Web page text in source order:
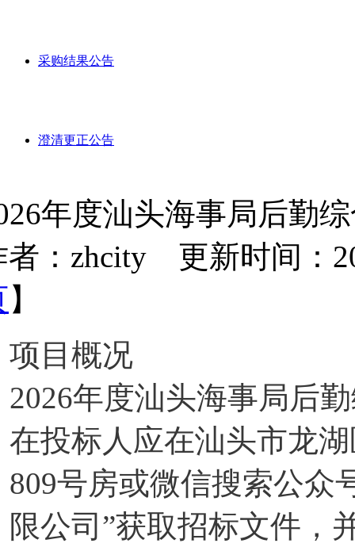
采购结果公告
澄清更正公告
年度汕头海事局后勤
者：zhcity 更新时间：
】
项目概况
2026年度汕头海事局后
在投标人应在汕头市龙
809号房或微信搜索公众
限公司”获取招标文件，